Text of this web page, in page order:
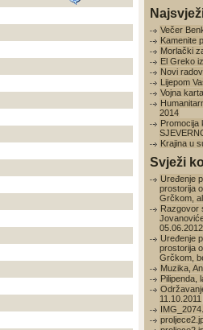
Večer
Kamenite
Morlački
El Greko
Novi
Lijepom
Vojna
2014
Promocija
Krajina u
Svježi
Uređenje
prostorija
Grčkom,
Razgovor
05.06.2012
Uređenje
prostorija
Grčkom,
Muzika,
Pilipenda,
11.10.2011